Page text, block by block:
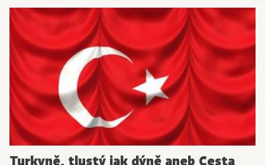
Turkyně, tlustý jak dýně aneb Cesta